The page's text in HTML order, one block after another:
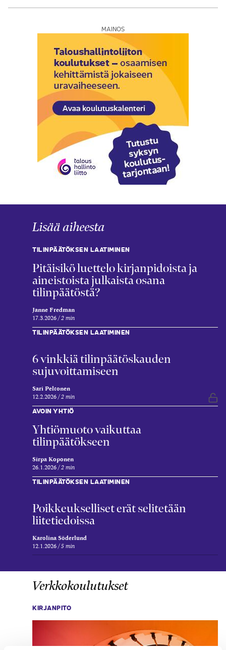
MAINOS
Lisää aiheesta
TILINPÄÄTÖKSEN LAATIMINEN
Pitäisikö luettelo kirjanpidoista ja
aineistoista julkaista osana
tilinpäätöstä?
Janne Fredman
17.3.2026 2 min
TILINPÄÄTÖKSEN LAATIMINEN
6 vinkkiä tilinpäätöskauden
sujuvoittamiseen
Sari Peltonen
12.2.2026 2 min
AVOIN YHTIÖ
Yhtiömuoto vaikuttaa
tilinpäätökseen
Sirpa Koponen
26.1.2026 2 min
TILINPÄÄTÖKSEN LAATIMINEN
Poikkeukselliset erät selitetään
liitetiedoissa
Karolina Söderlund
12.1.2026 5 min
Verkkokoulutukset
KIRJANPITO